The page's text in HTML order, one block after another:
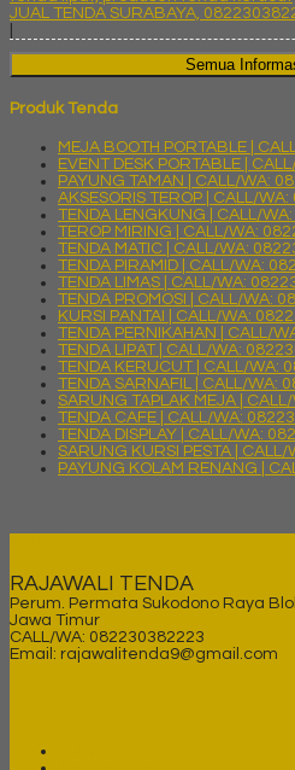
JUAL TENDA SURABAYA,
Semua
Produk Tenda
MEJA BOOTH PORTABLE |
EVENT DESK PORTABLE |
PAYUNG TAMAN | CALL/WA:
AKSESORIS TEROP | CALL/
TENDA LENGKUNG | CALL/
TEROP MIRING | CALL/WA:
TENDA MATIC | CALL/WA:
TENDA PIRAMID | CALL/WA:
TENDA LIMAS | CALL/WA:
TENDA PROMOSI | CALL/WA:
KURSI PANTAI | CALL/WA:
TENDA PERNIKAHAN | CALL/
TENDA LIPAT | CALL/WA:
TENDA KERUCUT | CALL/WA:
TENDA SARNAFIL | CALL/WA:
SARUNG TAPLAK MEJA |
TENDA CAFE | CALL/WA:
TENDA DISPLAY | CALL/WA:
SARUNG KURSI PESTA |
PAYUNG KOLAM RENANG |
RAJAWALI TENDA
Perum. Permata Sukodono Raya
Jawa Timur
CALL/WA: 082230382223
Email: rajawalitenda9@gmail.com